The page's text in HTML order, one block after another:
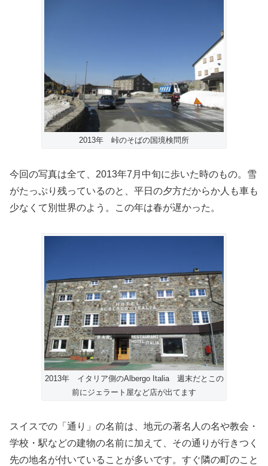
2013年 峠のそばの国境検問所
今回の写真は全て、2013年7月中旬に歩いた時のもの。雪
がたっぷり残っているのと、平日の夕方だからか人も車も
少なくて別世界のよう。この年は春が遅かった。
2013年 イタリア側のAlbergo Italia 週末だとこの
前にジェラート屋など店が出てます
スイスでの「通り」の名前は、地元の著名人の名や教会・
学校・駅などの建物の名前に加えて、その通りが行きつく
先の地名が付いていることが多いです。すぐ隣の町のこと